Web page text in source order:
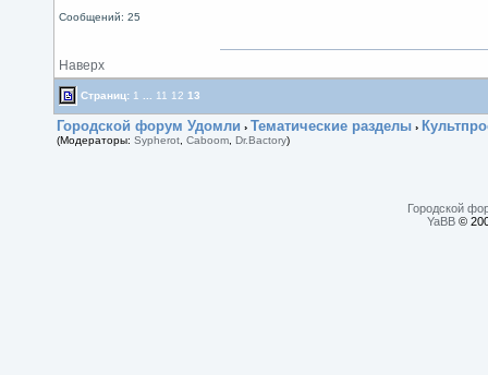
Сообщений: 25
Наверх
Страниц: 1 11 12 13
Городской форум Удомли › Тематические разделы ›
(Модераторы: Sypherot Caboom Dr.Bactory)
Городской
YaBB ©